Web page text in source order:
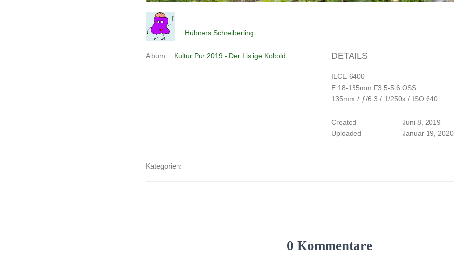
Hübners Schreiberling
Album: Kultur Pur 2019 - Der Listige Kobold DETAILS
ILCE-6400
E 18-135mm F3.5-5.6 OSS
135mm / ƒ/6.3 / 1/250s / ISO 640
Created
Juni 8, 2019
Uploaded
Januar 19, 2020
Kategorien:
0 Kommentare